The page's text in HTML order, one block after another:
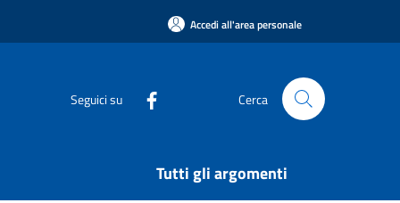
Accedi all'area personale
Seguici su Cerca
Tutti gli argomenti